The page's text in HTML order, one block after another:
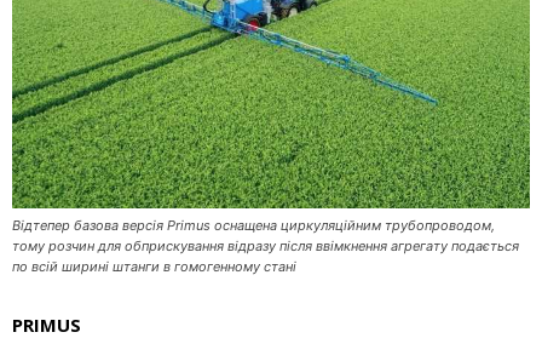
Відтепер базова версія Primus оснащена циркуляційним трубопроводом,
тому розчин для обприскування відразу після ввімкнення агрегату подається
по всій ширині штанги в гомогенному стані
PRIMUS